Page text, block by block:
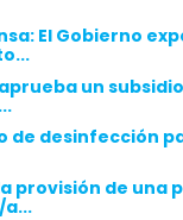
El Gobierno
un
de desinfección
provisión de una